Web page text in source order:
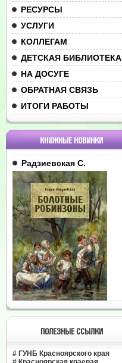
РЕСУРСЫ
УСЛУГИ
КОЛЛЕГАМ
ДЕТСКАЯ БИБЛИОТЕКА
НА ДОСУГЕ
ОБРАТНАЯ СВЯЗЬ
ИТОГИ РАБОТЫ
КНИЖНЫЕ НОВИНКИ
Радзиевская С.
ПОЛЕЗНЫЕ ССЫЛКИ
# ГУНБ Красноярского края